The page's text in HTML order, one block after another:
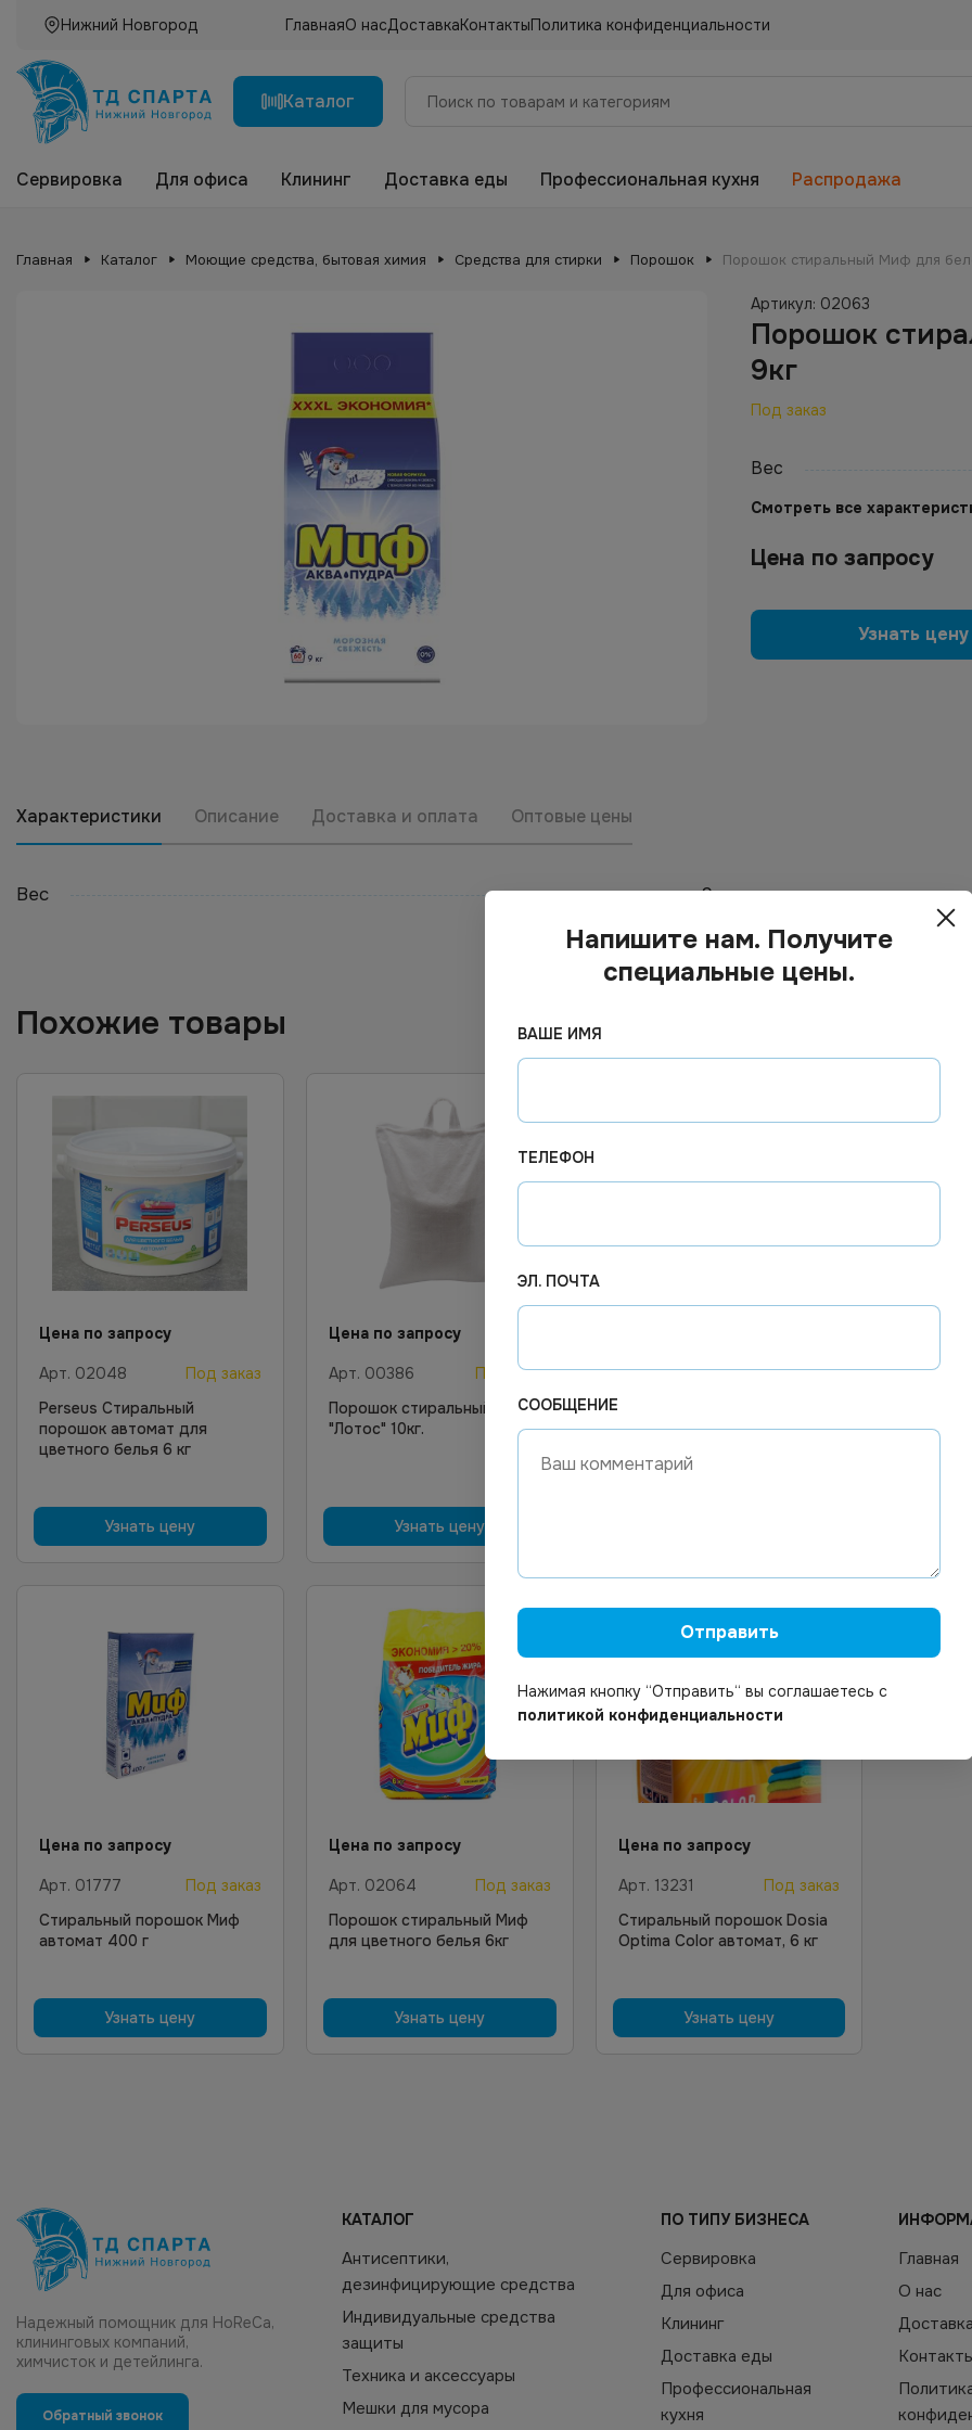
Нижний Новгород ГлавнаяО насДоставкаКонтактыПолитика конфиденциальности
Каталог
Сервировка Для офиса Клининг Доставка еды Профессиональная кухня Распродажа
Главная Каталог Моющие средства, бытовая химия Средства для стирки Порошок Порошок стиральный Миф для
Артикул: 02063
Порошок
9кг
Под заказ
Вес
Смотреть все
Цена по запросу
Узнать цену
Характеристики Описание Доставка и оплата Оптовые цены
Вес 9кг
Похожие товары
Цена по запросу
Арт. 02048
Под заказ
Perseus Стиральный
порошок автомат для
цветного белья 6 кг
Узнать цену
Цена по запросу
Арт. 00386
Под заказ
Порошок стиральный
"Лотос" 10кг.
Узнать цену
Арт.00267
В наличии
Колор 5,5кг
Арт.
Optima
Цена по запросу
Арт. 01777
Под заказ
Стиральный порошок Миф
автомат 400 г
Узнать цену
Цена по запросу
Арт. 02064
Под заказ
Порошок стиральный Миф
для цветного белья 6кг
Узнать цену
Цена по запросу
Арт. 13231
Под заказ
Стиральный порошок Dosia
Optima Color автомат, 6 кг
Узнать цену
Надежный помощник для HoReCa,
клининговых компаний,
химчисток и детейлинга.
Обратный звонок
КАТАЛОГ
Антисептики,
дезинфицирующие средства
Индивидуальные средства
защиты
Техника и аксессуары
Мешки для мусора
ПО ТИПУ БИЗНЕСА
Сервировка
Для офиса
Клининг
Доставка еды
Профессиональная
кухня
Главная
О нас
Напишите нам. Получите
специальные цены.
ВАШЕ ИМЯ
ТЕЛЕФОН
ЭЛ. ПОЧТА
СООБЩЕНИЕ
Отправить
Нажимая кнопку “Отправить“ вы соглашаетесь с
политикой конфиденциальности